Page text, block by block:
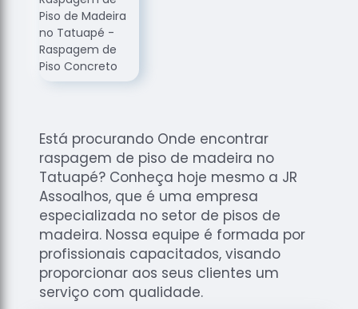
Raspagem
de
Assoalhos
Raspagem
de Tacos
de
Madeiras
Raspagens
de Pisos
Tacos de
Madeiras
Está procurando Onde encontrar
raspagem de piso de madeira no
Tatuapé? Conheça hoje mesmo a JR
Assoalhos, que é uma empresa
especializada no setor de pisos de
madeira. Nossa equipe é formada por
profissionais capacitados, visando
proporcionar aos seus clientes um
serviço com qualidade.